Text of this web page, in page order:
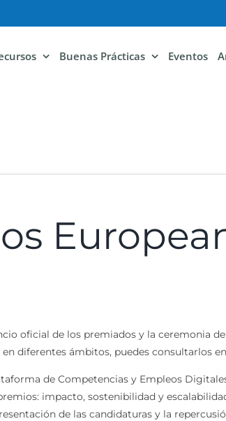
Buenas Prácticas Eventos
oficial de los premiados y la ceremonia
diferentes ámbitos, puedes consultarlos
de Competencias y Empleos
impacto, sostenibilidad y
de las candidaturas y la